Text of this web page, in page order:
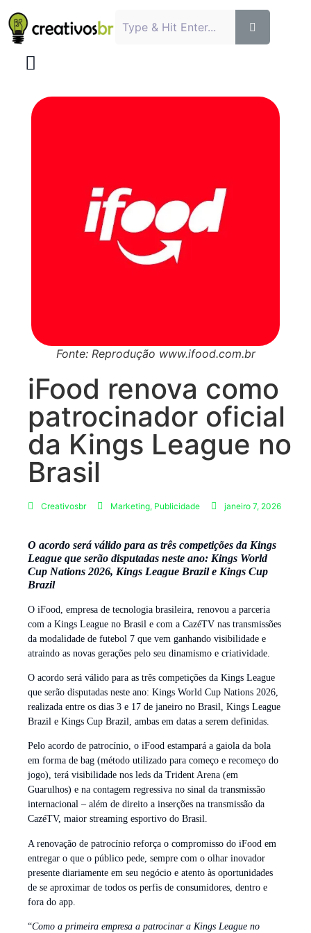
Fonte: Reprodução www.ifood.com.br
iFood renova como
patrocinador oficial
da Kings League no
Brasil
Creativosbr Marketing, Publicidade janeiro 7, 2026
O acordo será válido para as três competições da Kings
League que serão disputadas neste ano: Kings World
Cup Nations 2026, Kings League Brazil e Kings Cup
Brazil
O iFood, empresa de tecnologia brasileira, renovou a parceria
com a Kings League no Brasil e com a CazéTV nas transmissões
da modalidade de futebol 7 que vem ganhando visibilidade e
atraindo as novas gerações pelo seu dinamismo e criatividade.
O acordo será válido para as três competições da Kings League
que serão disputadas neste ano: Kings World Cup Nations 2026,
realizada entre os dias 3 e 17 de janeiro no Brasil, Kings League
Brazil e Kings Cup Brazil, ambas em datas a serem definidas.
Pelo acordo de patrocínio, o iFood estampará a gaiola da bola
em forma de bag (método utilizado para começo e recomeço do
jogo), terá visibilidade nos leds da Trident Arena (em
Guarulhos) e na contagem regressiva no sinal da transmissão
internacional – além de direito a inserções na transmissão da
CazéTV, maior streaming esportivo do Brasil.
A renovação de patrocínio reforça o compromisso do iFood em
entregar o que o público pede, sempre com o olhar inovador
presente diariamente em seu negócio e atento às oportunidades
de se aproximar de todos os perfis de consumidores, dentro e
fora do app.
“Como a primeira empresa a patrocinar a Kings League no